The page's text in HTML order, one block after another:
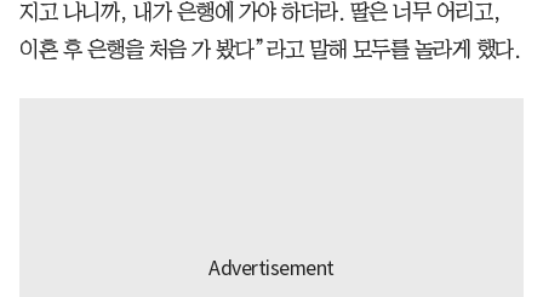
지고 나니까, 내가 은행에 가야 하더라. 딸은 너무 어리고,
이혼 후 은행을 처음 가 봤다”라고 말해 모두를 놀라게 했다.